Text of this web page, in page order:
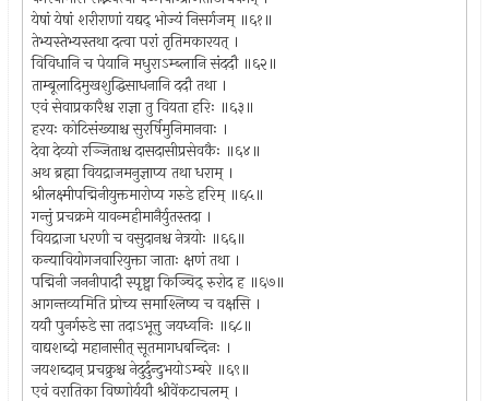
येषां येषां शरीराणां यद्यद् भोज्यं निसर्गजम् ॥६१॥
तेभ्यस्तेभ्यस्तथा दत्वा परां तृतिमकारयत् ।
विविधानि च पेयानि मधुराऽम्ब्लानि संददौ ॥६२॥
ताम्बूलादिमुखशुद्धिसाधनानि ददौ तथा ।
एवं सेवाप्रकारैश्च राज्ञा तु वियता हरिः ॥६३॥
हरयः कोटिसंख्याश्च सुरर्षिमुनिमानवाः ।
देवा देव्यो रञ्जिताश्च दासदासीप्रसेवकैः ॥६४॥
अथ ब्रह्मा वियद्राजमनुज्ञाप्य तथा धराम् ।
श्रीलक्ष्मीपद्मिनीयुक्तमारोप्य गरुडे हरिम् ॥६५॥
गन्तुं प्रचक्रमे यावन्महीमानैर्युतस्तदा ।
वियद्राजा धरणी च वसुदानश्च नेत्रयोः ॥६६॥
कन्यावियोगजवारियुक्ता जाताः क्षणं तथा ।
पद्मिनी जननीपादौ स्पृष्ट्वा किञ्चिद् रुरोद ह ॥६७॥
आगन्तव्यमिति प्रोच्य समाश्लिष्य च वक्षसि ।
ययौ पुनर्गरुडे सा तदाऽभूत्तु जयध्वनिः ॥६८॥
वाद्यशब्दो महानासीत् सूतमागधबन्दिनः ।
जयशब्दान् प्रचक्रुश्च नेदुर्दुन्दुभयोऽम्बरे ॥६९॥
एवं वरातिका विष्णोर्ययौ श्रीवेंकटाचलम् ।